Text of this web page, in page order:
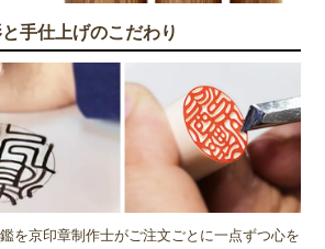
手仕上げのこだわり
を京印章制作士がご注文ごとに一点ずつ心を